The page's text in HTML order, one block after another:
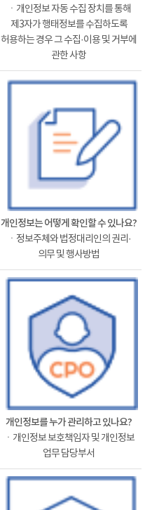
ㆍ개인정보 자동 수집 장치를 통해
제3자가 행태정보를 수집하도록
허용하는 경우 그 수집·이용 및 거부에
관한 사항
개인정보는 어떻게 확인할 수 있나요?
ㆍ정보주체와 법정대리인의 권리·
의무 및 행사방법
개인정보를 누가 관리하고 있나요?
ㆍ개인정보 보호책임자 및 개인정보
업무 담당부서